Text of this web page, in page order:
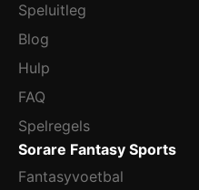
Speluitleg
Blog
Hulp
FAQ
Spelregels
Sorare Fantasy Sports
Fantasyvoetbal